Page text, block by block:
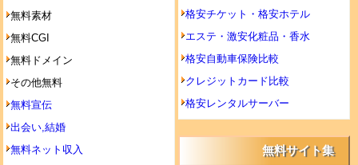
無料素材
無料CGI
無料ドメイン
その他無料
無料宣伝
出会い,結婚
無料ネット収入
格安チケット・格安ホテル
エステ・激安化粧品・香水
格安自動車保険比較
クレジットカード比較
格安レンタルサーバー
無料サイト集